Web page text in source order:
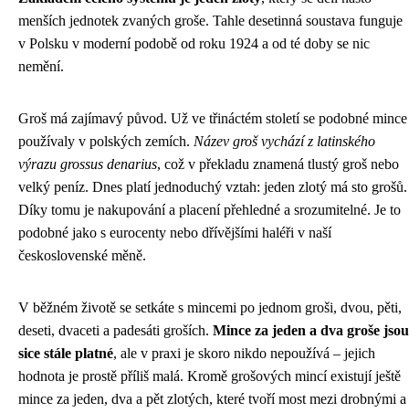
menších jednotek zvaných groše. Tahle desetinná soustava funguje
v Polsku v moderní podobě od roku 1924 a od té doby se nic
nemění.
Groš má zajímavý původ. Už ve třináctém století se podobné mince
používaly v polských zemích. Název groš vychází z latinského
výrazu grossus denarius, což v překladu znamená tlustý groš nebo
velký peníz. Dnes platí jednoduchý vztah: jeden zlotý má sto grošů.
Díky tomu je nakupování a placení přehledné a srozumitelné. Je to
podobné jako s eurocenty nebo dřívějšími haléři v naší
československé měně.
V běžném životě se setkáte s mincemi po jednom groši, dvou, pěti,
deseti, dvaceti a padesáti groších. Mince za jeden a dva groše jsou
sice stále platné, ale v praxi je skoro nikdo nepoužívá – jejich
hodnota je prostě příliš malá. Kromě grošových mincí existují ještě
mince za jeden, dva a pět zlotých, které tvoří most mezi drobnými a